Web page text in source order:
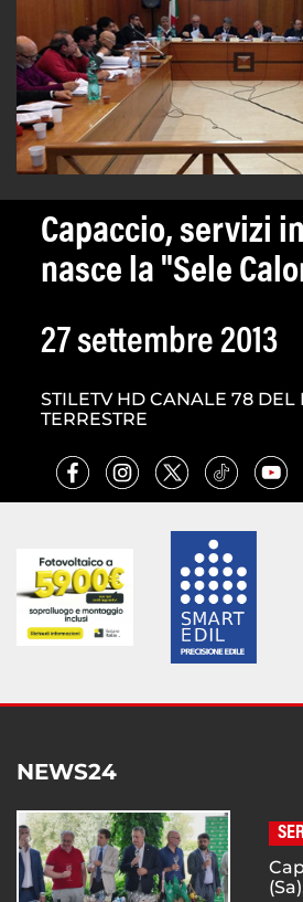
Capaccio, servizi
nasce la "Sele
27 settembre 2013
STILETV HD CANALE 78 DEL
TERRESTRE
NEWS24